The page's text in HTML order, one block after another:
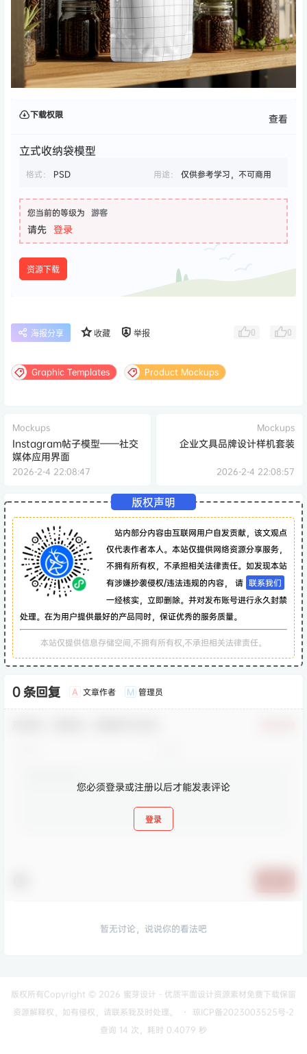
下载权限 查看
立式收纳袋模型
格式： PSD 用途： 仅供参考学习，不可商用
您当前的等级为 游客
请先 登录
资源下载
海报分享 收藏 举报 0 0
Graphic Templates Product Mockups
Mockups
Instagram帖子模型——社交
媒体应用界面
2026-2-4 22:08:47
Mockups
企业文具品牌设计样机套装
2026-2-4 22:08:57
版权声明
站内部分内容由互联网用户自发贡献，该文观点
仅代表作者本人。本站仅提供网络资源分享服务，
不拥有所有权，不承担相关法律责任。如发现本站
有涉嫌抄袭侵权/违法违规的内容， 请 联系我们
一经核实，立即删除。并对发布账号进行永久封禁
处理。在为用户提供最好的产品同时，保证优秀的服务质量。
本站仅提供信息存储空间,不拥有所有权,不承担相关法律责任。
0 条回复 A 文章作者 M 管理员
您必须登录或注册以后才能发表评论
登录
暂无讨论，说说你的看法吧
版权所有Copyright © 2026 蜜芽设计 - 优质平面设计资源素材免费下载保留
资源解释权，如有侵权，请联系我及时处理。
・
琼ICP备2023003525号-2
查询 14 次，耗时 0.4079 秒